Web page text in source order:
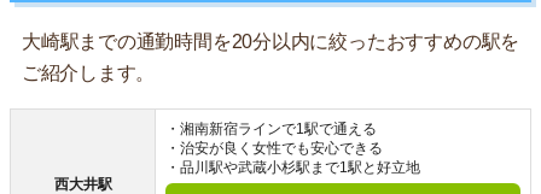
大崎駅までの通勤時間を20分以内に絞ったおすすめの駅を
ご紹介します。
西大井駅
・湘南新宿ラインで1駅で通える
・治安が良く女性でも安心できる
・品川駅や武蔵小杉駅まで1駅と好立地